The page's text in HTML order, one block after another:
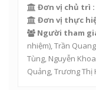
Đơn vị chủ trì :
Đơn vị thực
Người tham
nhiệm),Trần
Tùng, Nguyễn
Quảng,Trương Thị